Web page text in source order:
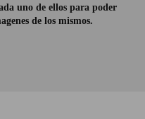
uno de ellos para poder
de los mismos.